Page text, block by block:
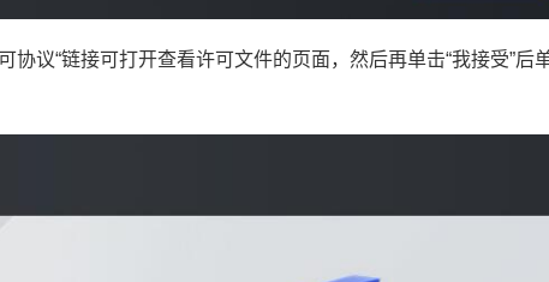
协议“链接可打开查看许可文件的页面，然后再单击“我接受”后